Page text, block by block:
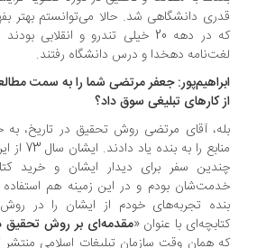
دانشگاهی شد. حالا می‌توانستم بهتر بفهمم
دهخدا و درس دانشگاه رفتند.
جعفر مرتضی شما را به سمت مطالعه
کارهای تبلیغی سوق داد؟
آقای مرتضی روش تحقیق در تاریخ، به خصوص
منابع را به بنده یاد دادند.
سفر برای دیدار ایشان و خرید کتاب به
بودم و در این زمینه هم استفاده و
با عنوان «مقدمه‌ای بر روش تحقیق در
همان وقت سازمان تبلیغات اسلامی منتشر کرد.